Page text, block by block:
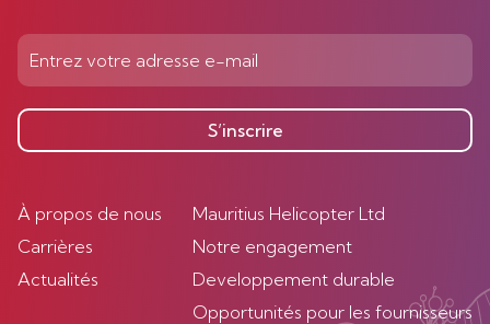
S’inscrire
À propos de nous
Carrières
Actualités
Mauritius Helicopter Ltd
Notre engagement
Developpement durable
Opportunités pour les fournisseurs